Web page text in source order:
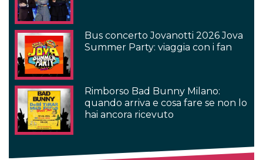
Bus concerto Jovanotti 2026 Jova
Summer Party: viaggia con i fan
Rimborso Bad Bunny Milano:
quando arriva e cosa fare se non lo
hai ancora ricevuto